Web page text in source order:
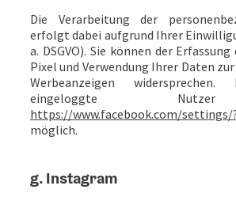
Die Verarbeitung der
erfolgt dabei aufgrund Ihrer
a. DSGVO). Sie können der
Pixel und Verwendung Ihrer Daten
Werbeanzeigen
eingeloggte
https://www.facebook.com/settings/
möglich.
g. Instagram